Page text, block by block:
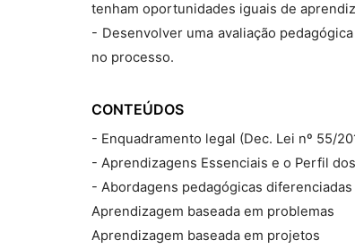
tenham oportunidades iguais de
- Desenvolver uma avaliação
no processo.
CONTEÚDOS
- Enquadramento legal (Dec. Lei nº 55/
- Aprendizagens Essenciais e o Perfil
- Abordagens pedagógicas
Aprendizagem baseada em problemas
Aprendizagem baseada em projetos